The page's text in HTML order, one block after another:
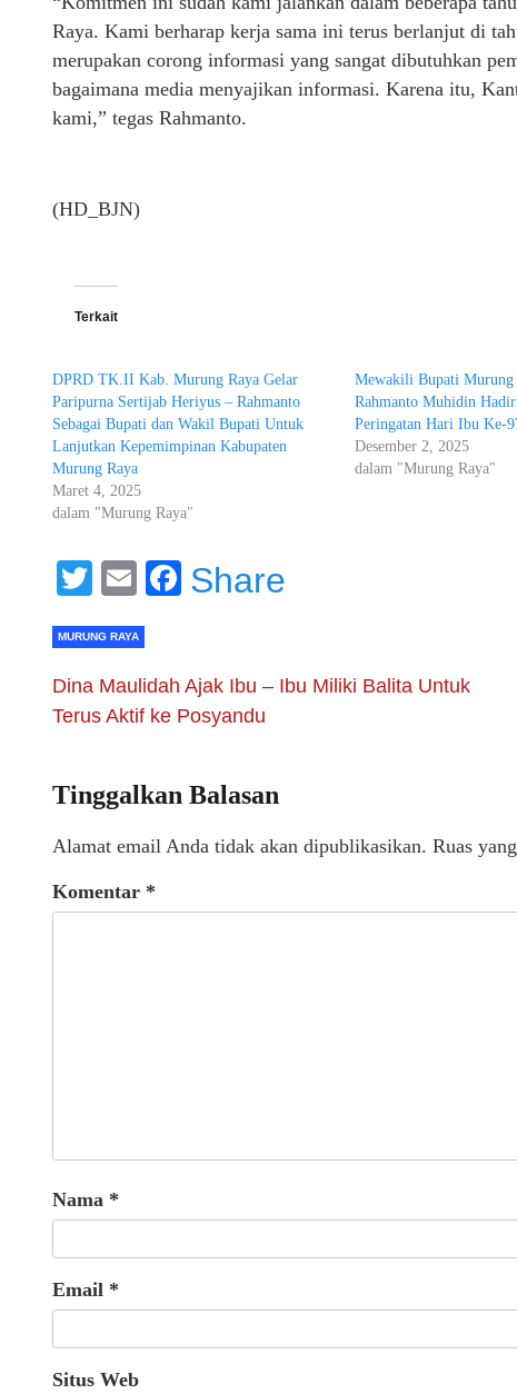
Raya. Kami berharap kerja sama ini terus berlanjut di
merupakan corong informasi yang sangat dibutuhkan
bagaimana media menyajikan informasi. Karena itu,
kami,” tegas Rahmanto.
(HD_BJN)
Terkait
DPRD TK.II Kab. Murung Raya Gelar
Paripurna Sertijab Heriyus – Rahmanto
Sebagai Bupati dan Wakil Bupati Untuk
Lanjutkan Kepemimpinan Kabupaten
Murung Raya
Maret 4, 2025
dalam "Murung Raya"
Mewakili Bupati Murung
Rahmanto Muhidin
Peringatan Hari Ibu Ke-
Desember 2, 2025
dalam "Murung Raya"
Twitter
EmailFacebook
Share
MURUNG RAYA
Dina Maulidah Ajak Ibu – Ibu Miliki Balita Untuk
Terus Aktif ke Posyandu
Tinggalkan Balasan
Alamat email Anda tidak akan dipublikasikan. Ruas
Komentar *
Nama *
Email *
Situs Web